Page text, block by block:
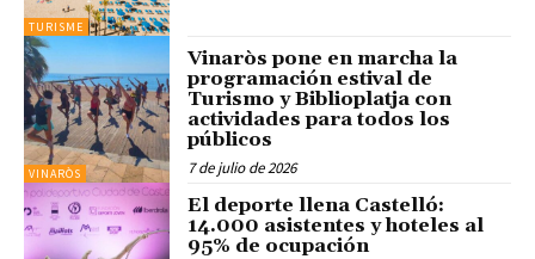
TURISME
VINARÒS
Vinaròs pone en marcha la
programación estival de
Turismo y Biblioplatja con
actividades para todos los
públicos
7 de julio de 2026
El deporte llena Castelló:
14.000 asistentes y hoteles al
95% de ocupación